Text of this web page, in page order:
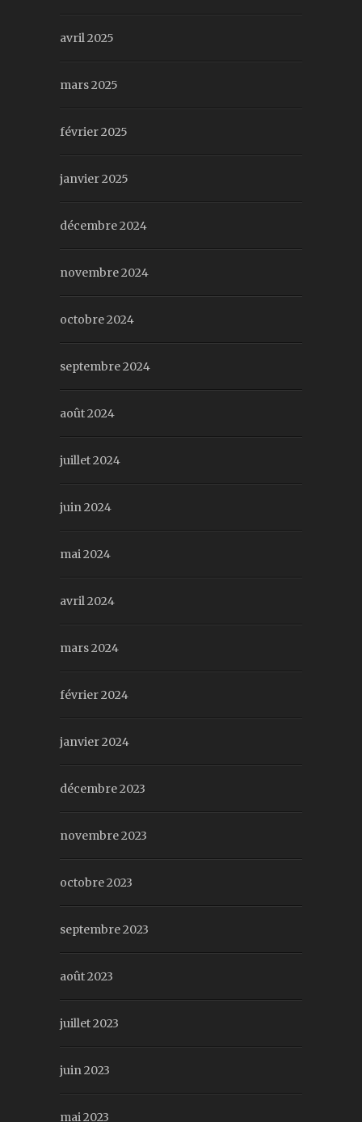
avril 2025
mars 2025
février 2025
janvier 2025
décembre 2024
novembre 2024
octobre 2024
septembre 2024
août 2024
juillet 2024
juin 2024
mai 2024
avril 2024
mars 2024
février 2024
janvier 2024
décembre 2023
novembre 2023
octobre 2023
septembre 2023
août 2023
juillet 2023
juin 2023
mai 2023